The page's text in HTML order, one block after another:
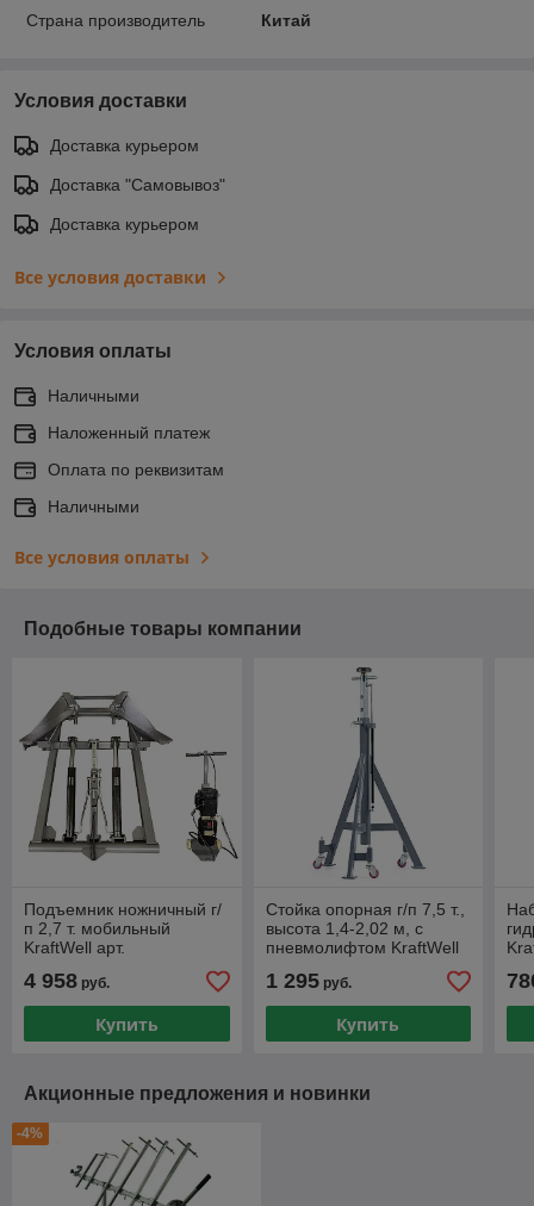
Страна производитель Китай
Условия доставки
Доставка курьером
Доставка "Самовывоз"
Доставка курьером
Все условия доставки
Условия оплаты
Наличными
Наложенный платеж
Оплата по реквизитам
Наличными
Все условия оплаты
Подобные товары компании
Подъемник ножничный г/
п 2,7 т. мобильный
KraftWell арт.
4 958 руб.
Купить
Стойка опорная г/п 7,5 т.,
высота 1,4-2,02 м, с
пневмолифтом KraftWell
1 295руб.
Купить
Акционные предложения и новинки
-4%